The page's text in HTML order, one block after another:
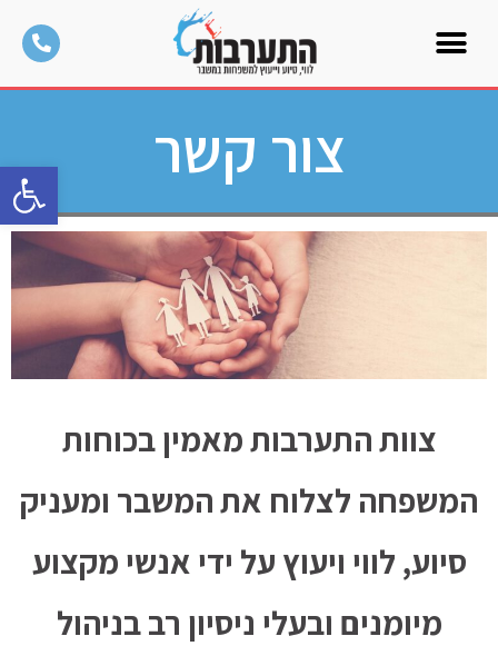
פתח צור קשר
צוות התערבות מאמין בכוחות
המשפחה לצלוח את המשבר ומעניק
סיוע, לווי ויעוץ על ידי אנשי מקצוע
מיומנים ובעלי ניסיון רב בניהול